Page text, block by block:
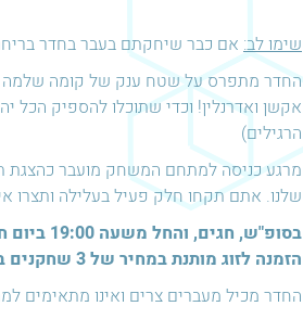
שימו לב: אם כבר שיחקתם בעבר בחדר
החדר מתפרס על שטח ענק של קומה שלמה -
הרגילים)
מרגע כניסה למתחם המשחק מועבר כהצגת
שלנו. אתם תקחו חלק פעיל בעלילה ותצרו
הזמנה לזוג מותנת במחיר של 3 שחקנים בלבד
החדר מכיל מעברים צרים ואינו מתאימים